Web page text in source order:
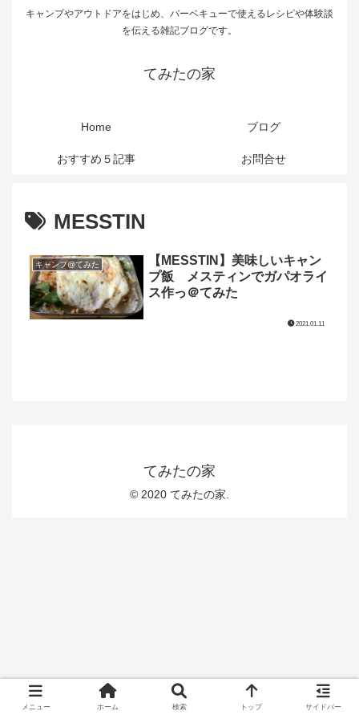
キャンプやアウトドアをはじめ、バーベキューで使えるレシピや体験談
を伝える雑記ブログです。
てみたの家
Home ブログ
おすすめ５記事 お問合せ
MESSTIN
キャンプ@てみた
【MESSTIN】美味しいキャン
プ飯 メスティンでガパオライ
ス作っ＠てみた
2021.01.11
てみたの家
© 2020 てみたの家.
メニュー ホーム 検索 トップ サイドバー